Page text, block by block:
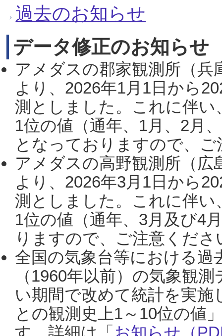
過去のお知らせ
データ修正のお知らせ
アメダスの郡家観測所（
より、2026年1月1日から
測としました。これに伴い
1位の値（通年、1月、2月
となっておりますので、
アメダスの高野観測所（
より、2026年3月1日から
測としました。これに伴い
1位の値（通年、3月及び4
りますので、ご注意くだ
全国の気象台等における過
（1960年以前）の気象観
い期間で改めて統計を実
との観測史上1～10位の値
す。詳細は「 お知らせ（